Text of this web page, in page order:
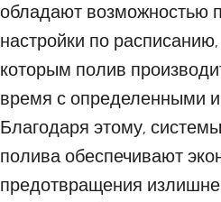
обладают возможностью
настройки по
которым полив
время с определенными
Благодаря этому,
полива обеспечивают
предотвращения